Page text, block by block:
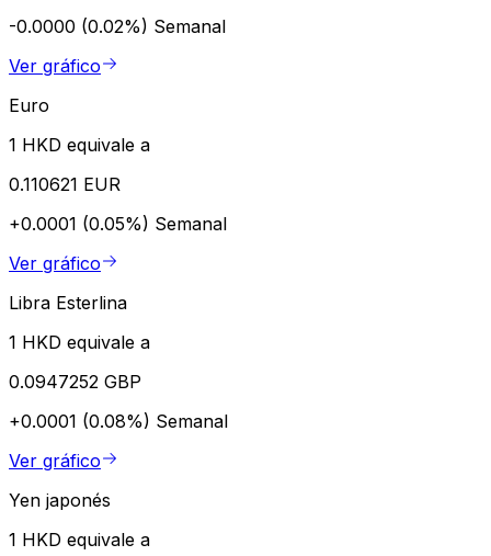
-0.0000 (0.02%) Semanal
Ver gráfico
Euro
1 HKD equivale a
0.110621 EUR
+0.0001 (0.05%) Semanal
Ver gráfico
Libra Esterlina
1 HKD equivale a
0.0947252 GBP
+0.0001 (0.08%) Semanal
Ver gráfico
Yen japonés
1 HKD equivale a